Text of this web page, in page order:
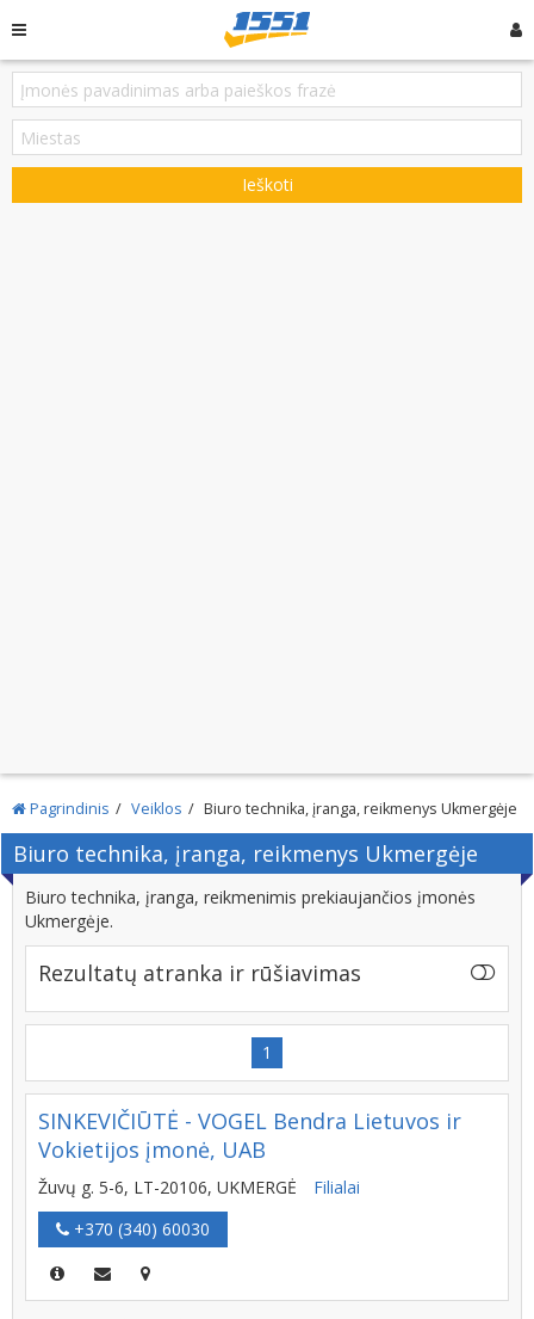
Ieškoti
Pagrindinis Veiklos Biuro technika, įranga, reikmenys Ukmergėje
Biuro technika, įranga, reikmenys Ukmergėje
Biuro technika, įranga, reikmenimis prekiaujančios įmonės
Ukmergėje.
Rezultatų atranka ir rūšiavimas
1
SINKEVIČIŪTĖ - VOGEL Bendra Lietuvos ir
Vokietijos įmonė, UAB
Žuvų g. 5-6, LT-20106, UKMERGĖ
Filialai
+370 (340) 60030